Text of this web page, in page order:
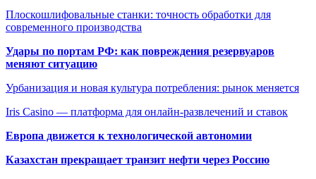
Плоскошлифовальные станки: точность обработки для
современного производства
Удары по портам РФ: как повреждения резервуаров
меняют ситуацию
Урбанизация и новая культура потребления: рынок меняется
Iris Casino — платформа для онлайн-развлечений и ставок
Европа движется к технологической автономии
Казахстан прекращает транзит нефти через Россию